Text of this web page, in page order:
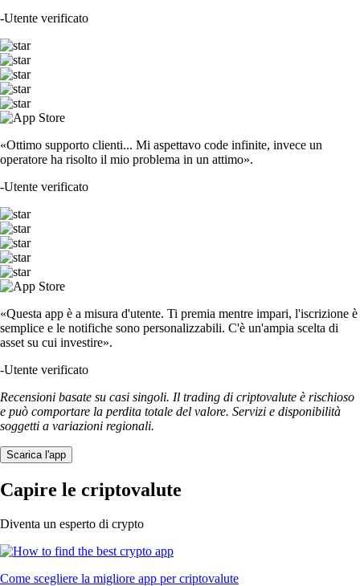
-Utente verificato
«Ottimo supporto clienti... Mi aspettavo code infinite, invece un
operatore ha risolto il mio problema in un attimo».
-Utente verificato
«Questa app è a misura d'utente. Ti premia mentre impari, l'iscrizione è
semplice e le notifiche sono personalizzabili. C'è un'ampia scelta di
asset su cui investire».
-Utente verificato
Recensioni basate su casi singoli. Il trading di criptovalute è rischioso
e può comportare la perdita totale del valore. Servizi e disponibilità
soggetti a variazioni regionali.
Scarica l'app
Capire le criptovalute
Diventa un esperto di crypto
Come scegliere la migliore app per criptovalute